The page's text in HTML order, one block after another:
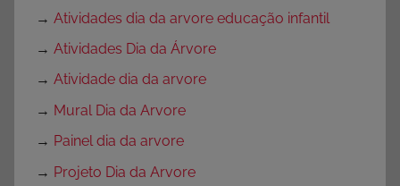
→ Atividades dia da arvore educação infantil
→ Atividades Dia da Árvore
→ Atividade dia da arvore
→ Mural Dia da Arvore
→ Painel dia da arvore
→ Projeto Dia da Arvore